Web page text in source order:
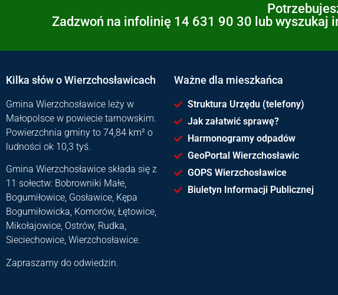
Zadzwoń na infolinię 14 631 90 30 lub wyszukaj
Kilka słów o Wierzchosławicach
Gmina Wierzchosławice leży w
Małopolsce w powiecie tarnowskim.
Powierzchnia gminy to 74,84 km² o
ludności ok 10,3 tyś.
Gmina Wierzchosławice składa się z
11 sołectw: Bobrowniki Małe,
Bogumiłowice, Gosławice, Kępa
Bogumiłowicka, Komorów, Łętowice,
Mikołajowice, Ostrów, Rudka,
Sieciechowice, Wierzchosławice.
Zapraszamy do odwiedzin.
Ważne dla mieszkańca
Struktura Urzędu (telefony)
Jak załatwić sprawę?
Harmonogramy odpadów
GeoPortal Wierzchosławic
GOPS Wierzchosławice
Biuletyn Informacji Publicznej